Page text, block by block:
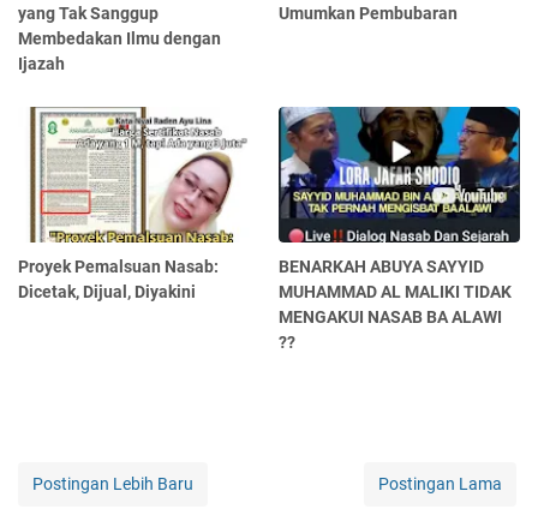
yang Tak Sanggup
Membedakan Ilmu dengan
Ijazah
Umumkan Pembubaran
Proyek Pemalsuan Nasab:
Dicetak, Dijual, Diyakini
BENARKAH ABUYA SAYYID
MUHAMMAD AL MALIKI TIDAK
MENGAKUI NASAB BA ALAWI
??
Postingan Lebih Baru Postingan Lama